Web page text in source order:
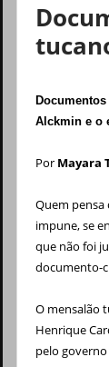
Alckmin e o
Por Mayara
Quem pensa
impune, se
que não foi
documento-
O mensalão
Henrique
pelo